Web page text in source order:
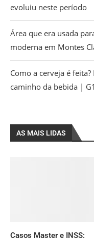
evoluiu neste período
Área que era usada
moderna em Montes
Como a cerveja é
caminho da bebida | G1
AS MAIS LIDAS
Casos Master e INSS: